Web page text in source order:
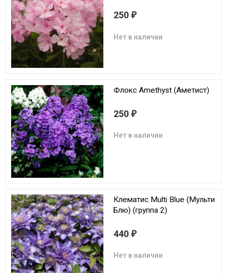
250 ₽
Нет в наличии
Флокс Amethyst (Аметист)
250 ₽
Нет в наличии
Клематис Multi Blue (Мульти
Блю) (группа 2)
440 ₽
Нет в наличии